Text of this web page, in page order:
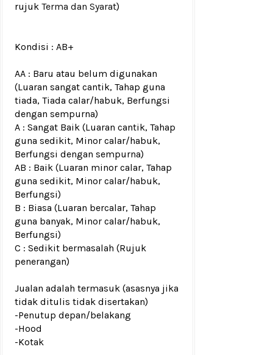
rujuk Terma dan Syarat)
Kondisi : AB+
AA : Baru atau belum digunakan
(Luaran sangat cantik, Tahap guna
tiada, Tiada calar/habuk, Berfungsi
dengan sempurna)
A : Sangat Baik (Luaran cantik, Tahap
guna sedikit, Minor calar/habuk,
Berfungsi dengan sempurna)
AB : Baik (Luaran minor calar, Tahap
guna sedikit, Minor calar/habuk,
Berfungsi)
B : Biasa (Luaran bercalar, Tahap
guna banyak, Minor calar/habuk,
Berfungsi)
C : Sedikit bermasalah (Rujuk
penerangan)
Jualan adalah termasuk (asasnya jika
tidak ditulis tidak disertakan)
-Penutup depan/belakang
-Hood
-Kotak